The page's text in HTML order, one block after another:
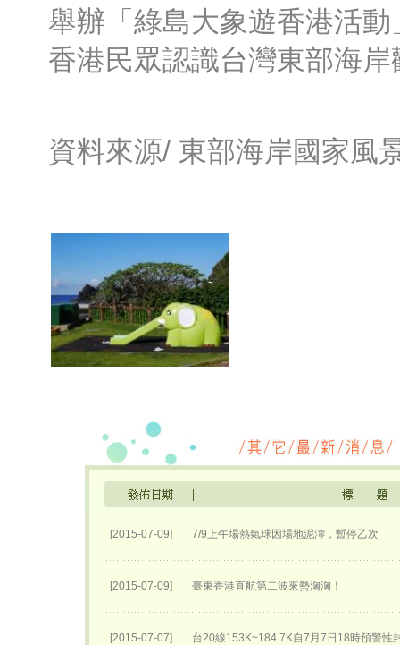
舉辦「綠島大象遊香港活
香港民眾認識台灣東部海
資料來源/ 東部海岸國家風
[2015-07-09] 7/9上午場熱氣球因場地泥濘，暫停乙次
[2015-07-09] 臺東香港直航第二波來勢洶洶！
[2015-07-07] 台20線153K~184.7K自7月7日18時預警性